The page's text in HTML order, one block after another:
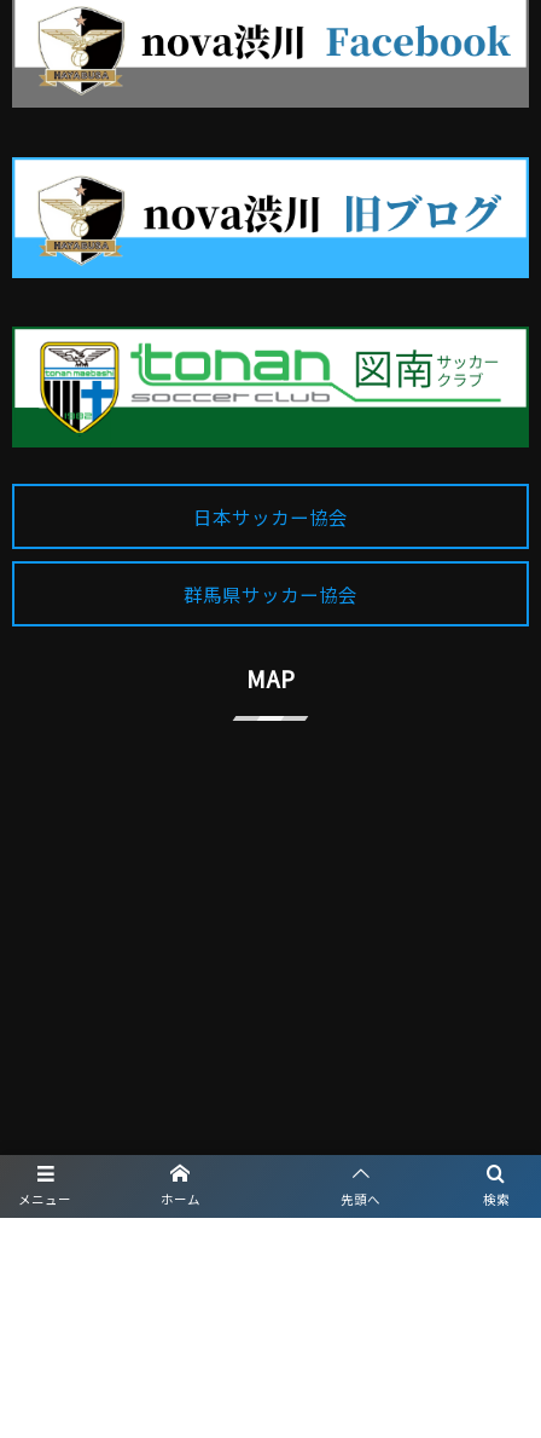
メニュー 検索
ホーム 先頭へ
日本サッカー協会
群馬県サッカー協会
MAP